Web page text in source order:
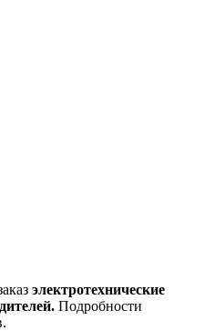
электротехнические
Подробности